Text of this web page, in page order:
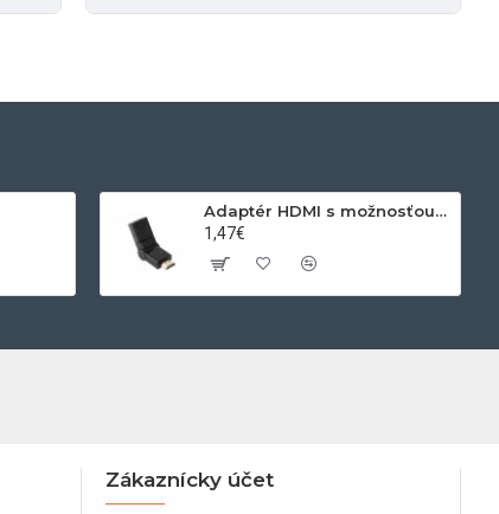
Adaptér HDMI s možnosťou otáčania
1,47€
Zákaznícky účet